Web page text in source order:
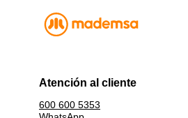
Atención al cliente
600 600 5353